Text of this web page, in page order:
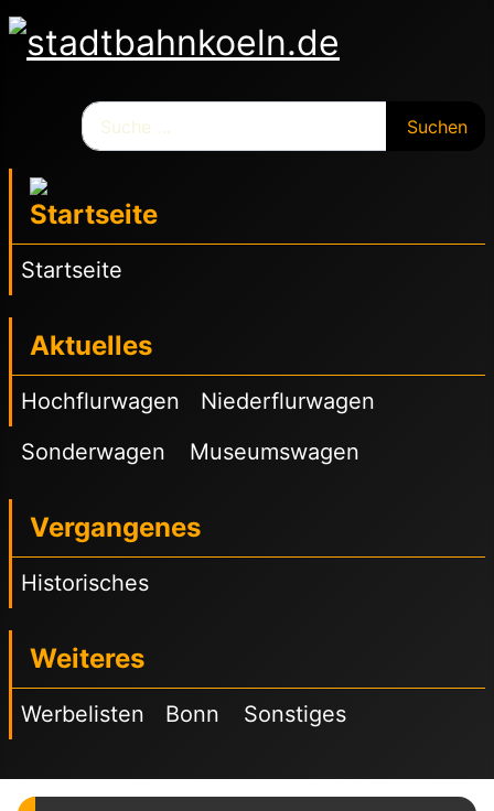
Suchen
Startseite
Aktuelles
Hochflurwagen
Niederflurwagen
Sonderwagen
Museumswagen
Vergangenes
Historisches
Weiteres
Werbelisten Bonn Sonstiges